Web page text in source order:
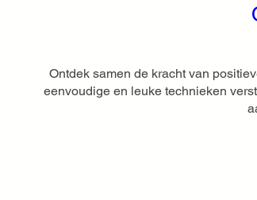
Ontdek samen de kracht van
eenvoudige en leuke technieken